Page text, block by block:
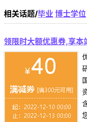
相关话题/毕业 博士学位
领限时大额优惠券,享本